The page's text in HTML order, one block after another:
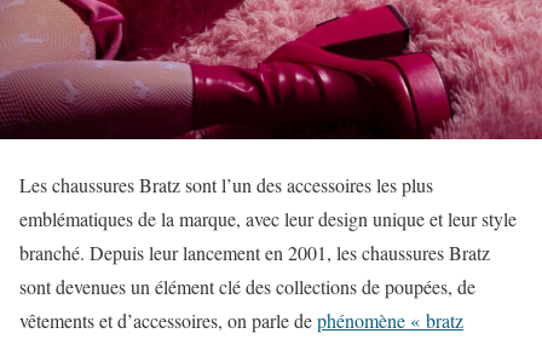
Les chaussures Bratz sont l’un des accessoires les plus
emblématiques de la marque, avec leur design unique et leur style
branché. Depuis leur lancement en 2001, les chaussures Bratz
sont devenues un élément clé des collections de poupées, de
vêtements et d’accessoires, on parle dephénomène « bratz